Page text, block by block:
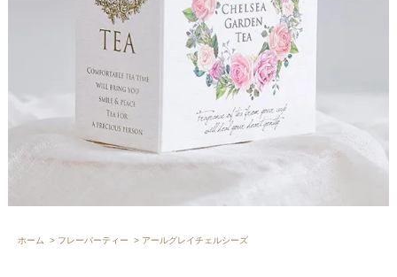
ホーム > フレーバーティー > アールグレイチェルシーズ